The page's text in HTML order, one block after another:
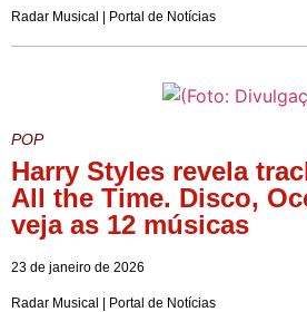
Radar Musical | Portal de Notícias
POP
Harry Styles revela
All the Time. Disco,
veja as 12 músicas
23 de janeiro de 2026
Radar Musical | Portal de Notícias